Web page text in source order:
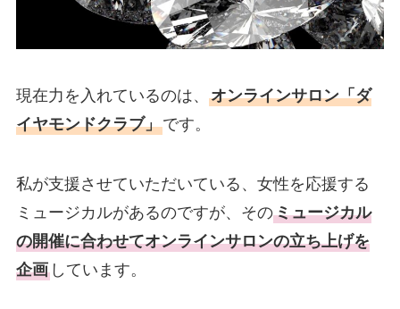
現在力を入れているのは、 オンラインサロン「ダ
イヤモンドクラブ」です。
私が支援させていただいている、女性を応援する
ミュージカルがあるのですが、そのミュージカル
の開催に合わせてオンラインサロンの立ち上げを
企画しています。